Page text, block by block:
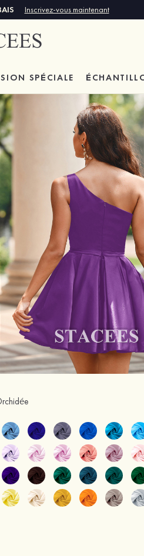
Inscrivez-vous maintenant
SPÉCIALE